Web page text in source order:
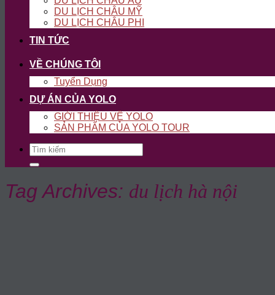
DU LỊCH CHÂU MỸ
DU LỊCH CHÂU PHI
TIN TỨC
VỀ CHÚNG TÔI
Tuyển Dụng
DỰ ÁN CỦA YOLO
GIỚI THIỆU VỀ YOLO
SẢN PHẨM CỦA YOLO TOUR
Search
for:
Tag Archives: du lịch hà nội